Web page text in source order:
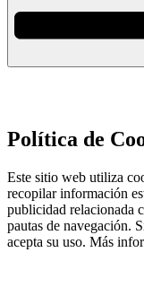
Política de
Este sitio web utiliza
recopilar información
publicidad relacionada
pautas de navegación.
acepta su uso. Más